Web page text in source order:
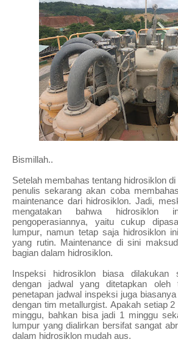
Bismillah..
Setelah membahas tentang hidrosiklon
penulis sekarang akan coba
maintenance dari hidrosiklon. Jadi,
mengatakan bahwa hidrosiklon
pengoperasiannya, yaitu cukup
lumpur, namun tetap saja hidrosiklon
yang rutin. Maintenance di sini
bagian dalam hidrosiklon.
Inspeksi hidrosiklon biasa dilakukan
dengan jadwal yang ditetapkan oleh
penetapan jadwal inspeksi juga
dengan tim metallurgist. Apakah setiap
minggu, bahkan bisa jadi 1 minggu
lumpur yang dialirkan bersifat sangat
dalam hidrosiklon mudah aus.